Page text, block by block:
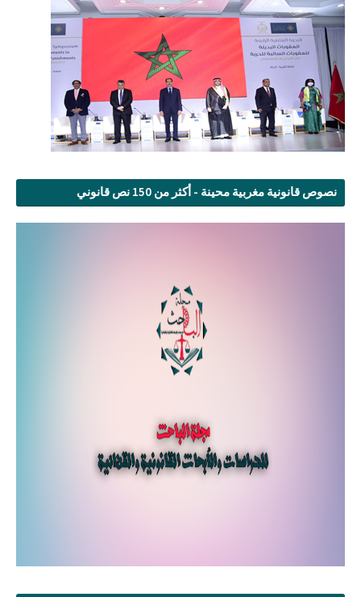
نصوص قانونية مغربية محينة - أكثر من 150 نص قانوني